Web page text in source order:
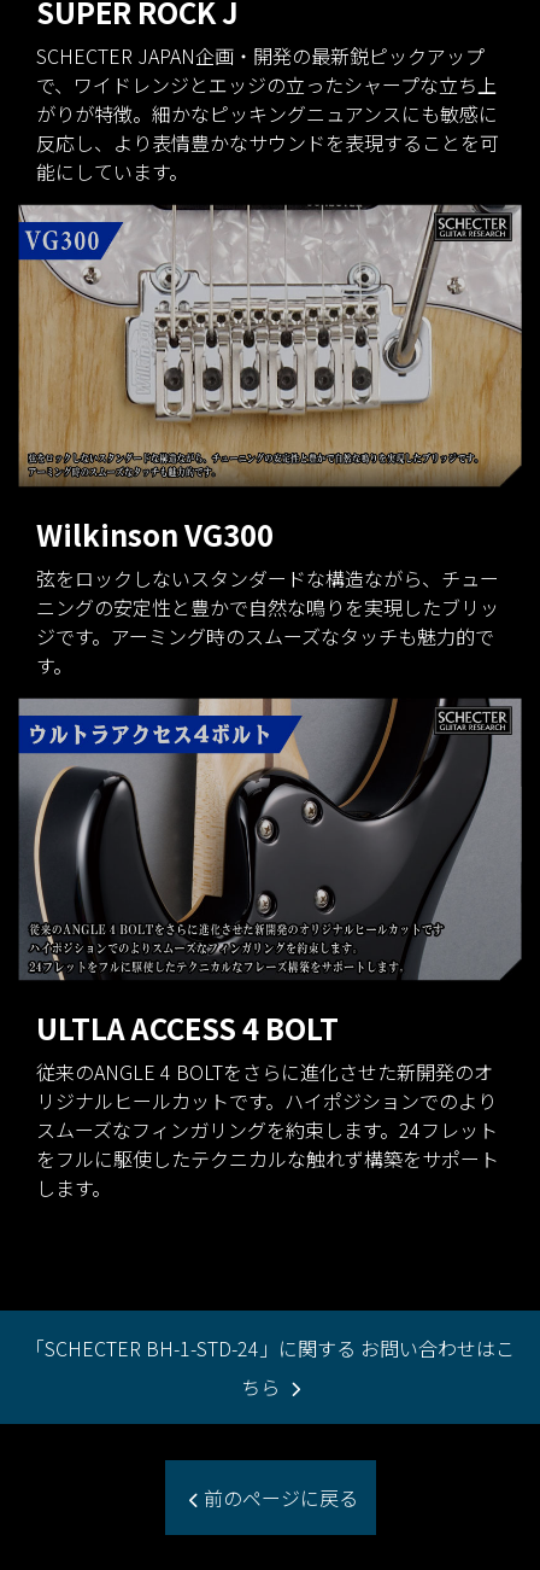
SUPER ROCK J
SCHECTER JAPAN企画・開発の最新鋭ピックアップ
で、ワイドレンジとエッジの立ったシャープな立ち上
がりが特徴。細かなピッキングニュアンスにも敏感に
反応し、より表情豊かなサウンドを表現することを可
能にしています。
Wilkinson VG300
弦をロックしないスタンダードな構造ながら、チュー
ニングの安定性と豊かで自然な鳴りを実現したブリッ
ジです。アーミング時のスムーズなタッチも魅力的で
す。
ULTLA ACCESS 4 BOLT
従来のANGLE 4 BOLTをさらに進化させた新開発のオ
リジナルヒールカットです。ハイポジションでのより
スムーズなフィンガリングを約束します。24フレット
をフルに駆使したテクニカルな触れず構築をサポート
します。
「SCHECTER BH-1-STD-24」に関する お問い合わせはこ
ちら
前のページに戻る